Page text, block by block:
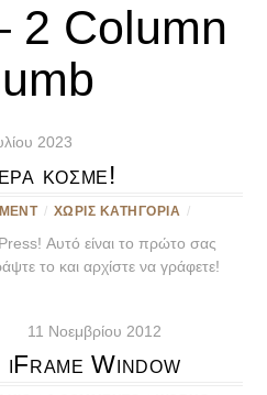
2 Column
2023
κόσμε!
/ ΧΩΡΊΣ ΚΑΤΗΓΟΡΊΑ /
Αυτό είναι το πρώτο σας
το και αρχίστε να γράφετε!
11 Νοεμβρίου 2012
iFrame Window